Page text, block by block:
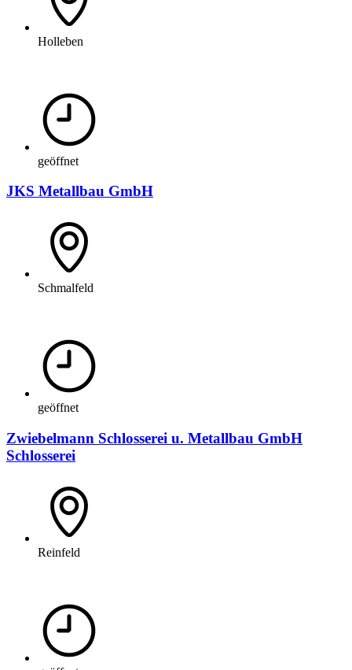
Holleben
geöffnet
JKS Metallbau GmbH
Schmalfeld
geöffnet
Zwiebelmann Schlosserei u. Metallbau GmbH
Schlosserei
Reinfeld